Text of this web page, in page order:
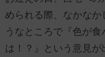
められる際、なかな
うなところで『色が
は！？』という意見